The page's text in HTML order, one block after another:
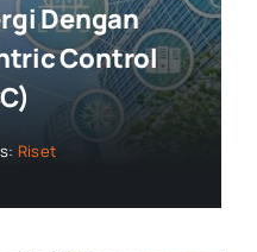
Dengan
Control
Riset